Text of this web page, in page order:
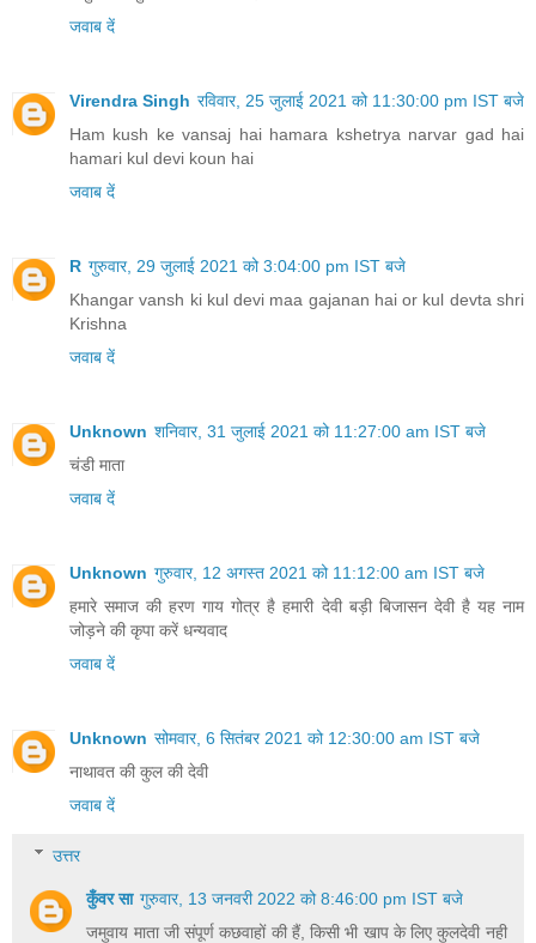
जवाब दें
Virendra Singh रविवार, 25 जुलाई 2021 को 11:30:00 pm IST बजे
Ham kush ke vansaj hai hamara kshetrya narvar gad hai
hamari kul devi koun hai
जवाब दें
R गुरुवार, 29 जुलाई 2021 को 3:04:00 pm IST बजे
Khangar vansh ki kul devi maa gajanan hai or kul devta shri
Krishna
जवाब दें
Unknown शनिवार, 31 जुलाई 2021 को 11:27:00 am IST बजे
चंडी माता
जवाब दें
Unknown गुरुवार, 12 अगस्त 2021 को 11:12:00 am IST बजे
हमारे समाज की हरण गाय गोत्र है हमारी देवी बड़ी बिजासन देवी है यह नाम
जोड़ने की कृपा करें धन्यवाद
जवाब दें
Unknown सोमवार, 6 सितंबर 2021 को 12:30:00 am IST बजे
नाथावत की कुल की देवी
जवाब दें
उत्तर
कुँवर सा गुरुवार, 13 जनवरी 2022 को 8:46:00 pm IST बजे
जमुवाय माता जी संपूर्ण कछवाहों की हैं, किसी भी खाप के लिए कुलदेवी नही